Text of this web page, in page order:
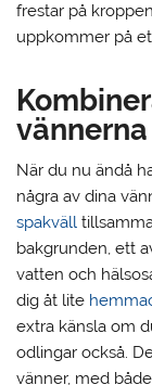
frestar på
uppkommer på
vännerna
När du nu ändå
några av dina
spakväll
bakgrunden, ett
vatten och
dig åt lite
extra känsla om
odlingar också.
vänner, med